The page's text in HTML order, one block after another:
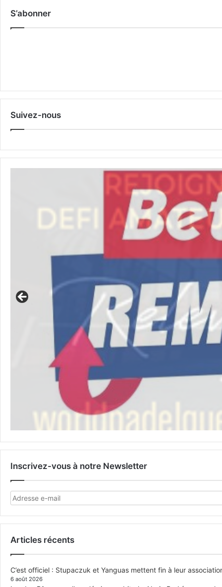
S’abonner
Suivez-nous
Inscrivez-vous à notre Newsletter
Articles récents
C’est officiel : Stupaczuk et Yanguas mettent fin à leur
6 août 2026